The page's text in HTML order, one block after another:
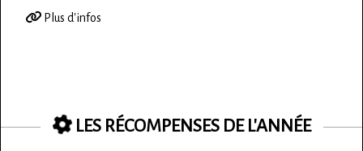
Plus d'infos
LES RÉCOMPENSES DE L'ANNÉE